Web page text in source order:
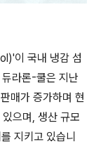
이 국내 냉감 섬
라론-쿨은 지난
매가 증가하며 현
으며, 생산 규모
지키고 있습니